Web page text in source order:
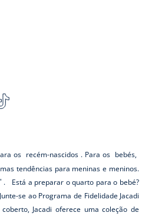
os recém-nascidos . Para os bebés,
tendências para meninas e meninos.
. Está a preparar o quarto para o bebé?
se ao Programa de Fidelidade Jacadi
Jacadi oferece uma coleção de